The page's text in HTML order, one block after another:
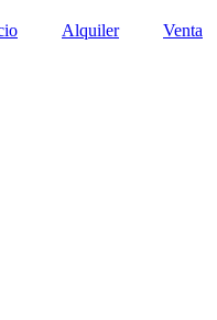
Alquiler Venta